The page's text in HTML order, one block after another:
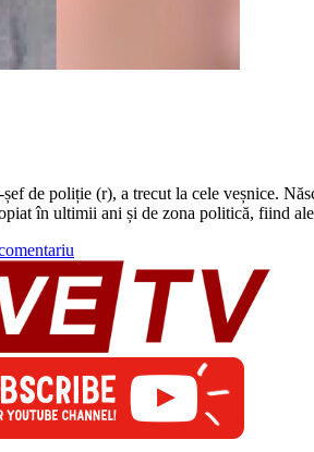
de poliție (r), a trecut la cele veșnice.
în ultimii ani și de zona politică, fiind